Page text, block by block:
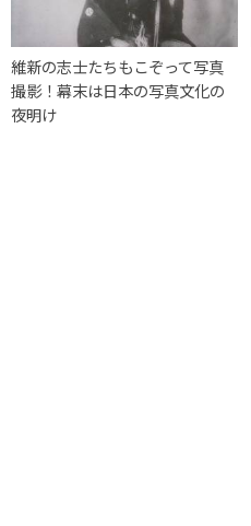
維新の志士たちもこぞって写真
撮影！幕末は日本の写真文化の
夜明け